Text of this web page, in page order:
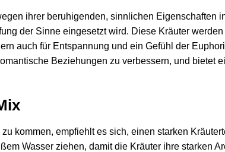
ihrer beruhigenden, sinnlichen Eigenschaften
der Sinne eingesetzt wird. Diese Kräuter
auch für Entspannung und ein Gefühl der
Beziehungen zu verbessern, und bietet
kommen, empfiehlt es sich, einen starken
Wasser ziehen, damit die Kräuter ihre starken